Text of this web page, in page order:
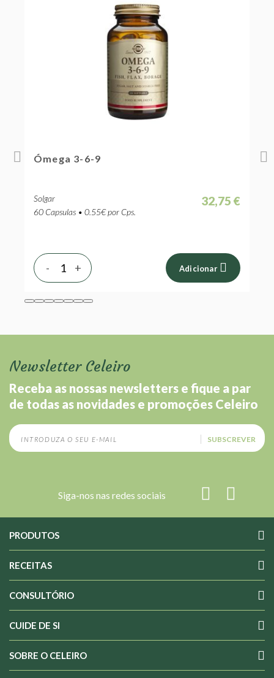
Ómega 3-6-9
Solgar
60 Capsulas • 0.55€ por Cps.
32,75 €
+
- Adicionar
Newsletter Celeiro
Receba as nossas newsletters e fique a par
de todas as novidades e promoções Celeiro
SUBSCREVER
Siga-nos nas redes sociais
PRODUTOS
RECEITAS
CONSULTÓRIO
CUIDE DE SI
SOBRE O CELEIRO